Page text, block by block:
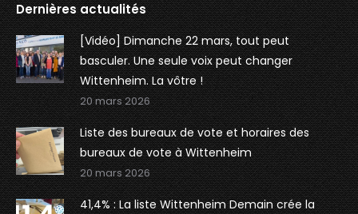
Dernières actualités
[Vidéo] Dimanche 22 mars, tout peut
basculer. Une seule voix peut changer
Wittenheim. La vôtre !
20 mars 2026
Liste des bureaux de vote et horaires des
bureaux de vote à Wittenheim
20 mars 2026
41,4% : La liste Wittenheim Demain crée la